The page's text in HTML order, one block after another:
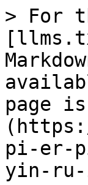
> For
page
pi-er-
yin-ru-